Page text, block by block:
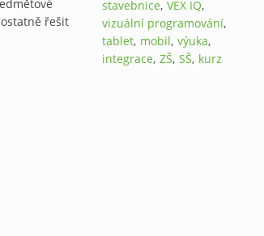
řešit
stavebnice VEX IQ
vizuální programování
tablet mobil výuka
integrace ZŠ SŠ kurz